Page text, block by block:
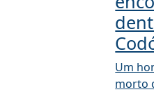
Um
morto